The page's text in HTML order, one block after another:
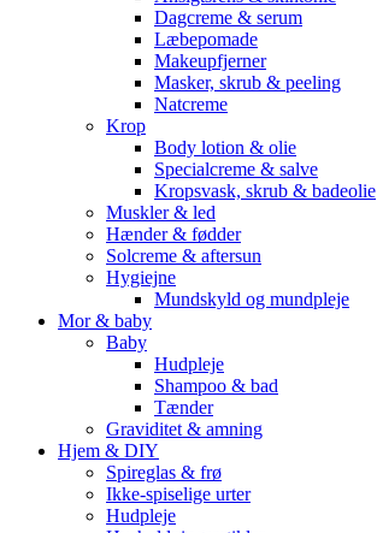
Dagcreme & serum
Læbepomade
Makeupfjerner
Masker, skrub & peeling
Natcreme
Krop
Body lotion & olie
Specialcreme & salve
Kropsvask, skrub & badeolie
Muskler & led
Hænder & fødder
Solcreme & aftersun
Hygiejne
Mundskyld og mundpleje
Mor & baby
Baby
Hudpleje
Shampoo & bad
Tænder
Graviditet & amning
Hjem & DIY
Spireglas & frø
Ikke-spiselige urter
Hudpleje